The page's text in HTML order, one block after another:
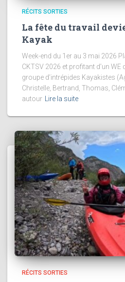
RÉCITS SORTIES
La fête du travail
Kayak
Week-end du 1er au 3 mai 2026
CKTSV 2026 et profitant d’un WE
groupe d’intrépides Kayakistes
Christelle, Bertrand, Thomas,
autour Lire la suite
RÉCITS SORTIES